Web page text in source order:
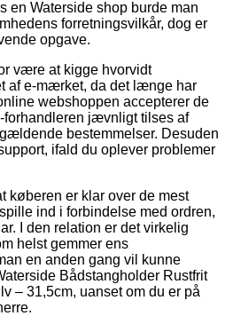
en Waterside shop burde man
forretningsvilkår, dog er
opgave.
være at kigge hvorvidt
af e-mærket, da det længe har
webshoppen accepterer de
forhandleren jævnligt tilses af
bestemmelser. Desuden
ifald du oplever problemer
køberen er klar over de mest
ind i forbindelse med ordren,
I den relation er det virkelig
helst gemmer ens
en anden gang vil kunne
Bådstangholder Rustfrit
– 31,5cm, uanset om du er på